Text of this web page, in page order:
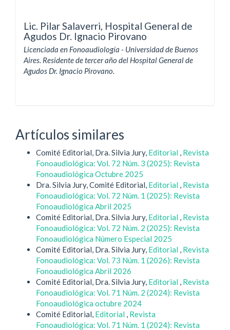
Lic. Pilar Salaverri, Hospital General de
Agudos Dr. Ignacio Pirovano
Licenciada en Fonoaudiología - Universidad de Buenos
Aires. Residente de tercer año del Hospital General de
Agudos Dr. Ignacio Pirovano.
Artículos similares
Comité Editorial, Dra. Silvia Jury, Editorial , Revista
Fonoaudiológica: Vol. 72 Núm. 3 (2025): Revista
Fonoaudiológica Octubre 2025
Dra. Silvia Jury, Comité Editorial, Editorial , Revista
Fonoaudiológica: Vol. 72 Núm. 1 (2025): Revista
Fonoaudiológica Abril 2025
Comité Editorial, Dra. Silvia Jury, Editorial , Revista
Fonoaudiológica: Vol. 72 Núm. 2 (2025): Revista
Fonoaudiológica Número Especial 2025
Comité Editorial, Dra. Silvia Jury, Editorial , Revista
Fonoaudiológica: Vol. 73 Núm. 1 (2026): Revista
Fonoaudiológica Abril 2026
Comité Editorial, Dra. Silvia Jury, Editorial , Revista
Fonoaudiológica: Vol. 71 Núm. 2 (2024): Revista
Fonoaudiológica octubre 2024
Comité Editorial, Editorial , Revista
Fonoaudiológica: Vol. 71 Núm. 1 (2024): Revista